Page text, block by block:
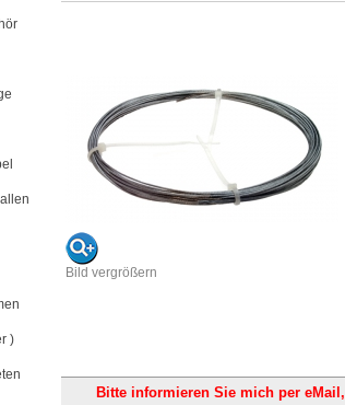
)
Bild vergrößern
Bitte informieren Sie mich per eMail,